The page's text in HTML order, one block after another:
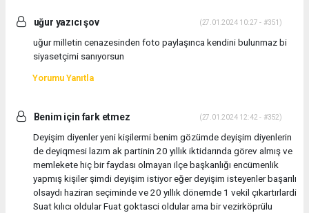
uğur yazıcı şov (27.01.2024 10:27 - #351)
uğur milletin cenazesinden foto paylaşınca kendini bulunmaz bi
siyasetçimi sanıyorsun
Yorumu Yanıtla
Benim için fark etmez (27.01.2024 12:42 - #352)
Deyişim diyenler yeni kişilermi benim gözümde deyişim diyenlerin
de deyiqmesi lazım ak partinin 20 yıllık iktidarında görev almış ve
memlekete hiç bir faydası olmayan ilçe başkanlığı encümenlik
yapmış kişiler şimdi deyişim istiyor eğer deyişim isteyenler başarılı
olsaydı haziran seçiminde ve 20 yıllık dönemde 1 vekil çıkartırlardi
Suat kılıcı oldular Fuat goktasci oldular ama bir vezirköprülu